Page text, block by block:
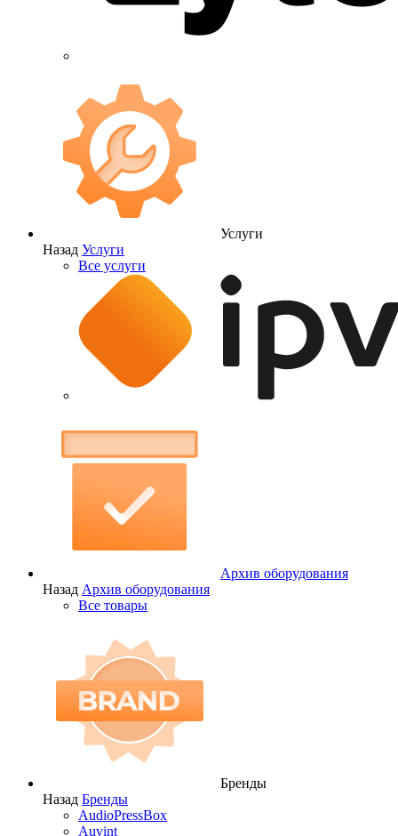
Услуги
Назад Услуги
Все услуги
Архив оборудования
Назад Архив оборудования
Все товары
Бренды
Назад Бренды
AudioPressBox
Auvint